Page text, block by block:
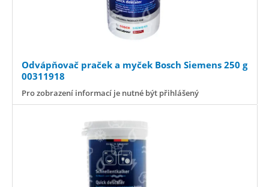
Odvápňovač praček a myček Bosch Siemens 250 g
00311918
Pro zobrazení informací je nutné být přihlášený